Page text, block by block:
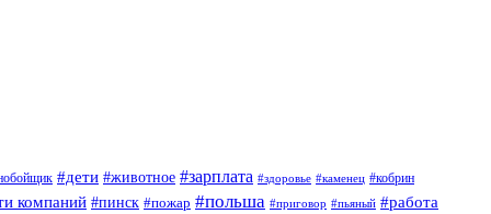
#дети #животное #зарплата #здоровье #каменец #кобрин
компаний #пинск #пожар #польша #приговор #пьяный #работа